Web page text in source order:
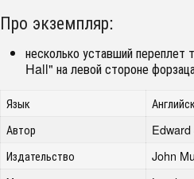
Про экземпляр:
несколько уставший
Hall" на левой стороне
Язык
Автор
Издательство
John